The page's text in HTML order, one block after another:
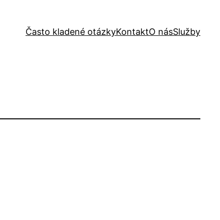
Často kladené otázkyKontaktO násSlužby